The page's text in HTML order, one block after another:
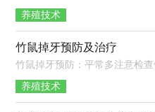
养殖技术
竹鼠掉牙预防及治疗
养殖技术